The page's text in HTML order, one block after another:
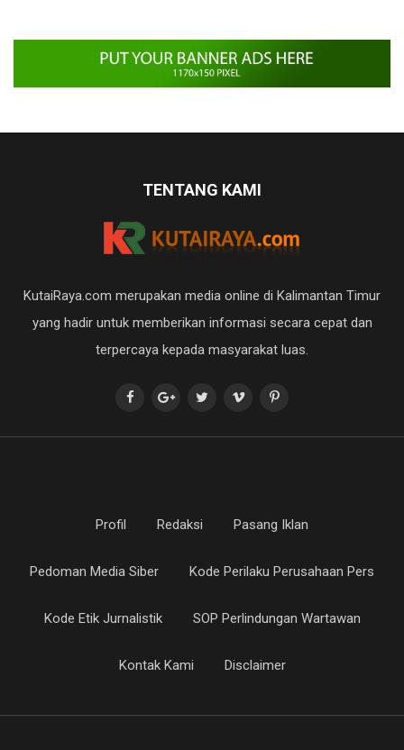
TENTANG KAMI
KutaiRaya.com merupakan media online di Kalimantan Timur
yang hadir untuk memberikan informasi secara cepat dan
terpercaya kepada masyarakat luas.
Profil Redaksi Pasang Iklan
Pedoman Media Siber Kode Perilaku Perusahaan Pers
Kode Etik Jurnalistik SOP Perlindungan Wartawan
Kontak Kami Disclaimer